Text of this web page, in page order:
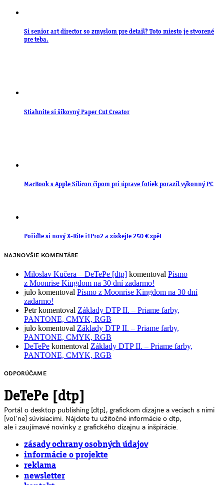
Si senior art director so zmyslom pre detail? Toto miesto je stvorené
pre teba.
Stiahnite si šikovný Paper Cut Creator
MacBook s Apple Silicon čipom pri úprave fotiek porazil výkonný PC
Pořiďte si nový X-Rite i1Pro2 a získejte 250 € zpět
NAJNOVŠIE KOMENTÁRE
Miloslav Kučera – DeTePe [dtp] komentoval Písmo
z Moonrise Kingdom na 30 dní zadarmo!
julo komentoval Písmo z Moonrise Kingdom na 30 dní
zadarmo!
Petrkomentoval Základy DTP II. – Priame farby,
PANTONE, CMYK, RGB
julo komentoval Základy DTP II. – Priame farby,
PANTONE, CMYK, RGB
DeTePe komentoval Základy DTP II. – Priame farby,
PANTONE, CMYK, RGB
ODPORÚČAME
DeTePe [dtp]
Portál o desktop publishing [dtp], grafickom dizajne a veciach s nimi
[voľne] súvisiacimi. Nájdete tu užitočné informácie o dtp,
ale i zaujímavé novinky z grafického dizajnu a inšpirácie.
zásady ochrany osobných údajov
informácie o projekte
reklama
newsletter